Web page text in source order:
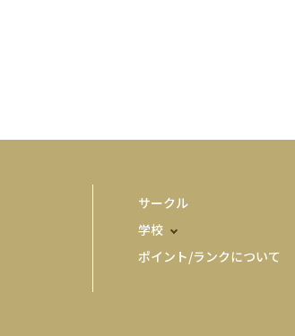
サークル
学校
ポイント/ランクについて